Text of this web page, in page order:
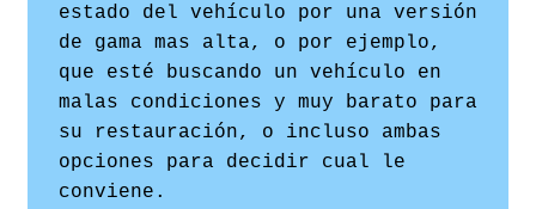
estado del vehículo por una versión
de gama mas alta, o por ejemplo,
que esté buscando un vehículo en
malas condiciones y muy barato para
su restauración, o incluso ambas
opciones para decidir cual le
conviene.